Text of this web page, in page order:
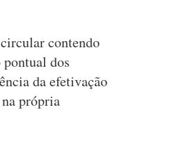
contendo
dos
da efetivação
própria